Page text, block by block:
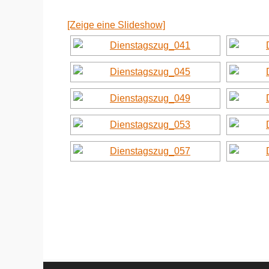
[Zeige eine Slideshow]